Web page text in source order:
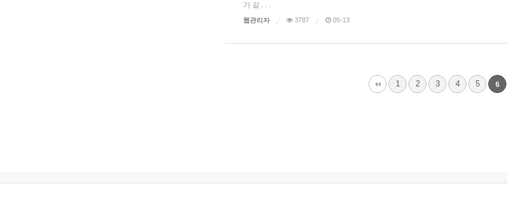
가 갈 . . .
웹관리자 3787 05-13
1 2 3 4 5 6